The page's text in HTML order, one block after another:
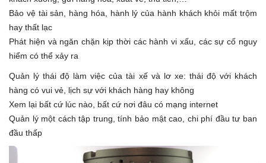
Bảo vệ tài sản, hàng hóa, hành lý của hành khách khỏi mất trộm
hay thất lạc
Phát hiện và ngăn chặn kịp thời các hành vi xấu, các sự cố nguy
hiểm có thể xảy ra
Quản lý thái độ làm việc của tài xế và lơ xe: thái độ với khách
hàng có vui vẻ, lịch sự với khách hàng hay không
Xem lại bất cứ lúc nào, bất cứ nơi đâu có mạng internet
Quản lý một cách tập trung, tính bảo mật cao, chi phí đầu tư ban
đầu thấp